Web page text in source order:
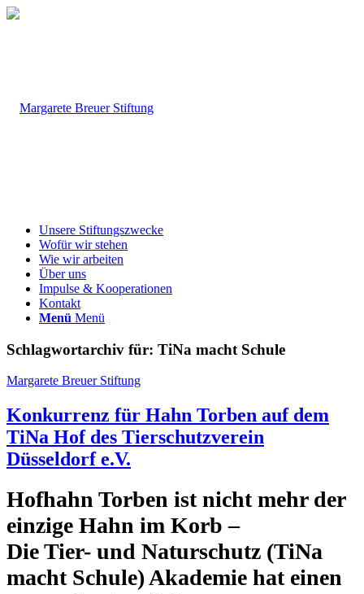
Unsere Stiftungszwecke
Wofür wir stehen
Wie wir arbeiten
Über uns
Impulse & Kooperationen
Kontakt
Menü Menü
Schlagwortarchiv für: TiNa macht Schule
Margarete Breuer Stiftung
Konkurrenz für Hahn Torben auf dem
TiNa Hof des Tierschutzverein
Düsseldorf e.V.
Hofhahn Torben ist nicht mehr der
einzige Hahn im Korb –
Die Tier- und Naturschutz (TiNa
macht Schule) Akademie hat einen